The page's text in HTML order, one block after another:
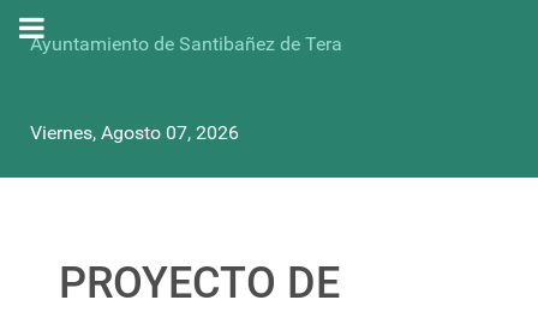
Ayuntamiento de Santibañez de Tera
Viernes, Agosto 07, 2026
PROYECTO DE